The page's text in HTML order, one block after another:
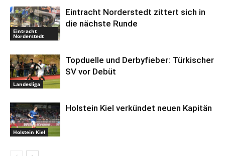
Eintracht
Norderstedt
Eintracht Norderstedt zittert sich in
die nächste Runde
Landesliga
Topduelle und Derbyfieber: Türkischer
SV vor Debüt
Holstein Kiel
Holstein Kiel verkündet neuen Kapitän